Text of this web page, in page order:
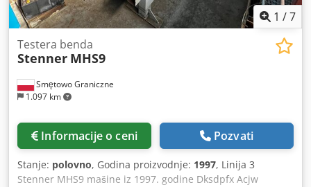
1 /7
Smętowo Graniczne
1.097 km
Testera benda
Stenner MHS9
Informacije o ceni Pozvati
Stanje: polovno, Godina proizvodnje: 1997, Linija 3
Stenner MHS9 mašine iz 1997. godine Dksdpfx Acjw